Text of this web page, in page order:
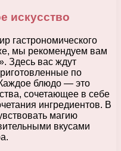
искусство
гастрономического
мы рекомендуем вам
Здесь вас ждут
по
блюдо — это
сочетающее в себе
ингредиентов. В
магию
вкусами